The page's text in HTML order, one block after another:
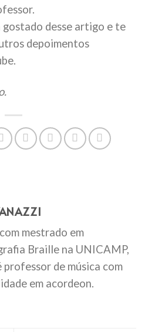
gostado desse artigo e te
depoimentos
mestrado em
Braille na UNICAMP,
professor de música com
em acordeon.